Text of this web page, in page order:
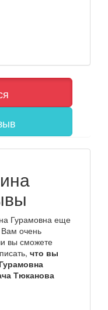
Гурамовна еще
очень
вы сможете
что вы
Тюканова